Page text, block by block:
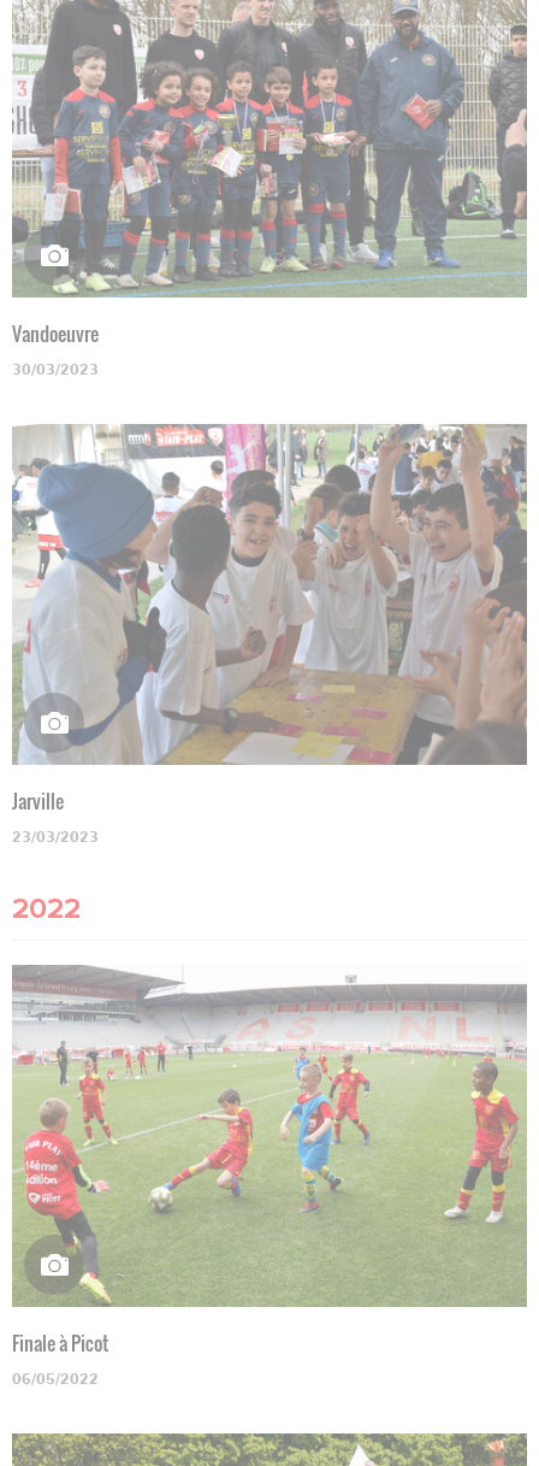
Vandoeuvre
30/03/2023
Jarville
23/03/2023
2022
Finale à Picot
06/05/2022